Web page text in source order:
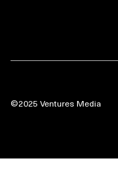
©2025 Ventures Media